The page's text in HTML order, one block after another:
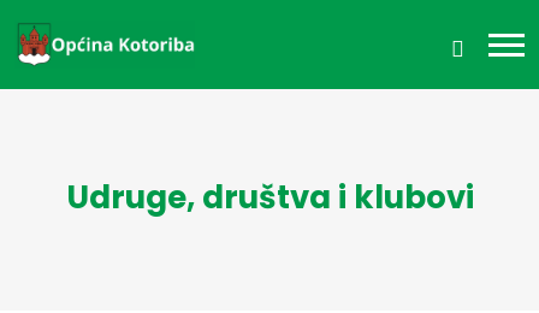
Udruge, društva i klubovi